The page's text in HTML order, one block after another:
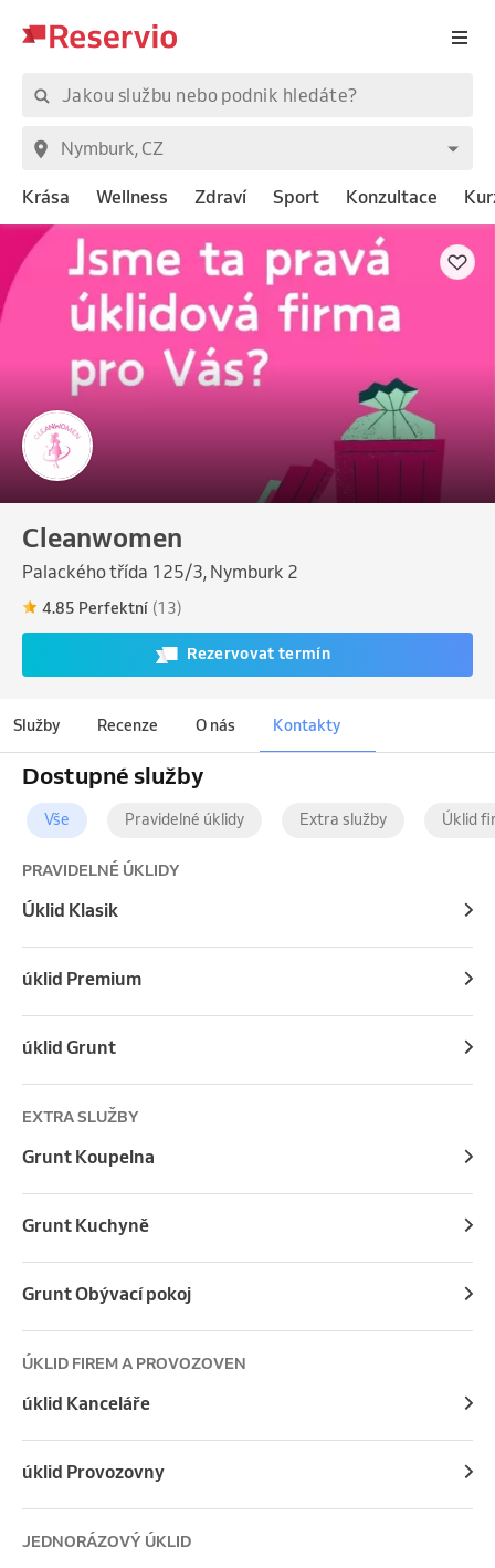
Krása Wellness Zdraví Sport Konzultace
Cleanwomen
Palackého třída 125/3, Nymburk 2
4.85 Perfektní (13)
Rezervovat termín
Služby Recenze O nás Kontakty
Dostupné služby
Vše Pravidelné úklidy Extra služby Úklid
PRAVIDELNÉ ÚKLIDY
Úklid Klasik
úklid Premium
úklid Grunt
EXTRA SLUŽBY
Grunt Koupelna
Grunt Kuchyně
Grunt Obývací pokoj
ÚKLID FIREM A PROVOZOVEN
úklid Kanceláře
úklid Provozovny
JEDNORÁZOVÝ ÚKLID